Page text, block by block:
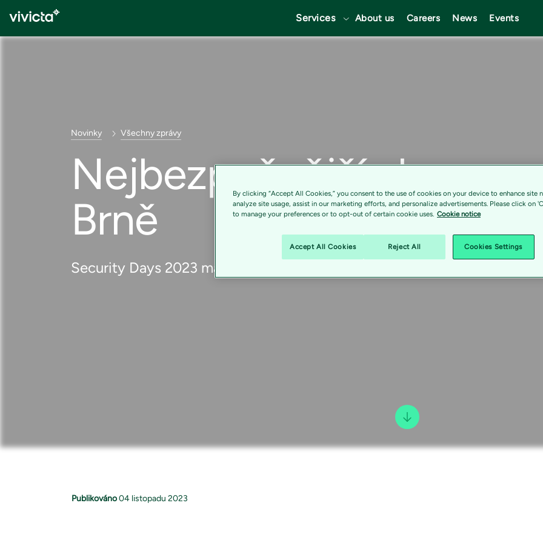
Services About us Careers News Events
Novinky Všechny zprávy
Nejbezpečnější akce po
Brně
Security Days 2023 máme za sebou. Jak to dopadlo?
Publikováno04 listopadu 2023
By clicking “Accept All Cookies,” you consent to the use of cookies on your device to enhance site
analyze site usage, assist in our marketing efforts, and personalize advertisements. Please click on
to manage your preferences or to opt-out of certain cookie uses. Cookie notice
Accept All Cookies Reject All Cookies Settings